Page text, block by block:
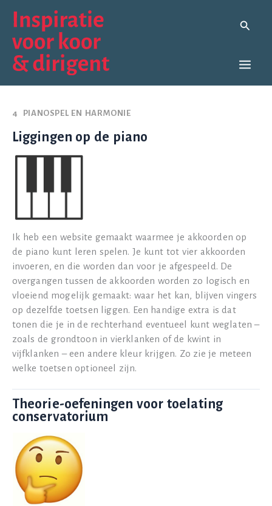
naar
inhoud
Zoeken
4 PIANOSPEL EN HARMONIE
Liggingen op de piano
Ik heb een website gemaakt waarmee je akkoorden op
de piano kunt leren spelen. Je kunt tot vier akkoorden
invoeren, en die worden dan voor je afgespeeld. De
overgangen tussen de akkoorden worden zo logisch en
vloeiend mogelijk gemaakt: waar het kan, blijven vingers
op dezelfde toetsen liggen. Een handige extra is dat
tonen die je in de rechterhand eventueel kunt weglaten –
zoals de grondtoon in vierklanken of de kwint in
vijfklanken – een andere kleur krijgen. Zo zie je meteen
welke toetsen optioneel zijn.
Theorie-oefeningen voor toelating
conservatorium